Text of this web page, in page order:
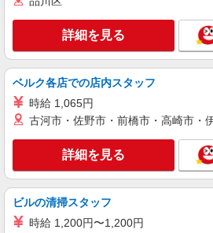
詳細を見る
ベルク各店での店内スタッフ
時給 1,065円
古河市・佐野市・前橋市・高崎市・
詳細を見る
ビルの清掃スタッフ
時給 1,200円〜1,200円